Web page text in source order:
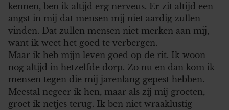
kennen, ben ik altijd erg nerveus. Er zit altijd een
angst in mij dat mensen mij niet aardig zullen
vinden. Dat zullen mensen niet merken aan mij,
want ik weet het goed te verbergen.
Maar ik heb mijn leven goed op de rit. Ik woon
nog altijd in hetzelfde dorp. Zo nu en dan kom ik
mensen tegen die mij jarenlang gepest hebben.
Meestal negeer ik hen, maar als zij mij groeten,
groet ik netjes terug. Ik ben niet wraaklustig